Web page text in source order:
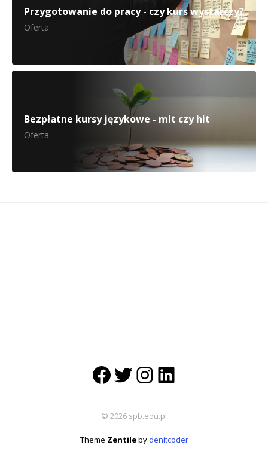
Przygotowanie do pracy - czy kurs wystarczy?
Oferta
Bezpłatne kursy językowe - mit czy hit
Oferta
Facebook
Twitter
Instagram
LinkedIn
© 2026 spb.edu.pl
Theme Zentilebydenitcoder